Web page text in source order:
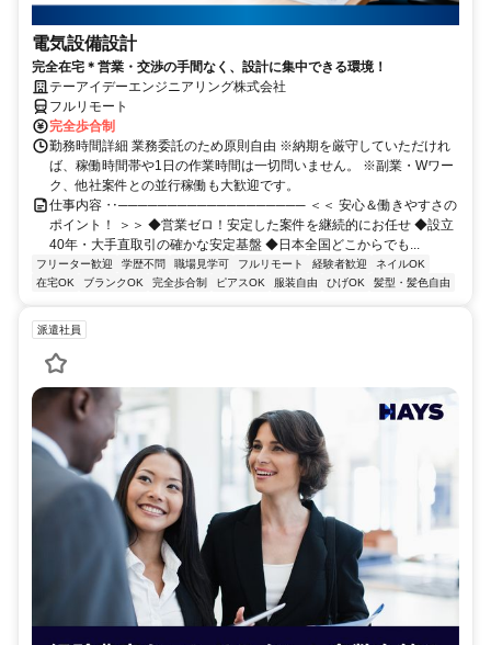
電気設備設計
完全在宅＊営業・交渉の手間なく、設計に集中できる環境！
テーアイデーエンジニアリング株式会社
フルリモート
完全歩合制
勤務時間詳細 業務委託のため原則自由 ※納期を厳守していただけれ
ば、稼働時間帯や1日の作業時間は一切問いません。 ※副業・Wワー
ク、他社案件との並行稼働も大歓迎です。
仕事内容 ‥─────────────────── ＜＜ 安心＆働きやすさの
ポイント！ ＞＞ ◆営業ゼロ！安定した案件を継続的にお任せ ◆設立
40年・大手直取引の確かな安定基盤 ◆日本全国どこからでも...
フリーター歓迎 学歴不問 職場見学可 フルリモート 経験者歓迎
ネイルOK
在宅OK
ブランクOK 完全歩合制 ピアスOK 服装自由 ひげOK 髪型・髪色自由
派遣社員